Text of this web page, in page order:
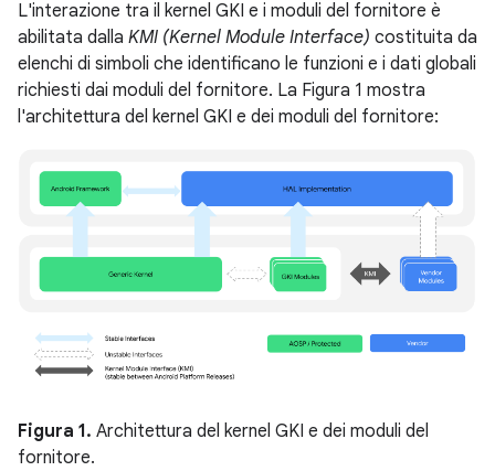
L'interazione tra il kernel GKI e i moduli del fornitore è
abilitata dalla KMI (Kernel Module Interface) costituita da
elenchi di simboli che identificano le funzioni e i dati globali
richiesti dai moduli del fornitore. La Figura 1 mostra
l'architettura del kernel GKI e dei moduli del fornitore:
Figura 1. Architettura del kernel GKI e dei moduli del
fornitore.